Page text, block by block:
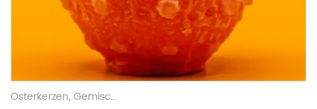
Osterkerzen, Gemischte Wachskerzen